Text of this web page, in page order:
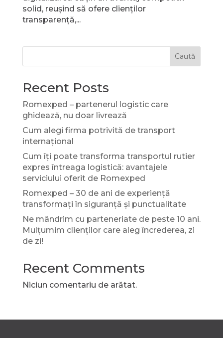
solid, reușind să ofere clienților
transparență,...
Caută
Recent Posts
Romexped – partenerul logistic care
ghidează, nu doar livrează
Cum alegi firma potrivită de transport
internațional
Cum îți poate transforma transportul rutier
expres întreaga logistică: avantajele
serviciului oferit de Romexped
Romexped – 30 de ani de experiență
transformați în siguranță și punctualitate
Ne mândrim cu parteneriate de peste 10 ani.
Mulțumim clienților care aleg încrederea, zi
de zi!
Recent Comments
Niciun comentariu de arătat.